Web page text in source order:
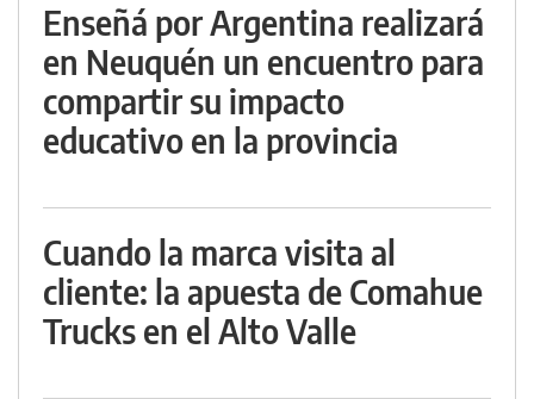
Enseñá por Argentina realizará
en Neuquén un encuentro para
compartir su impacto
educativo en la provincia
Cuando la marca visita al
cliente: la apuesta de Comahue
Trucks en el Alto Valle